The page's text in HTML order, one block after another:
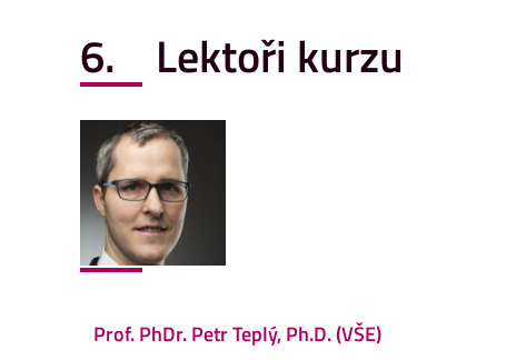
6. Lektoři kurzu
Prof. PhDr. Petr Teplý, Ph.D. (VŠE)